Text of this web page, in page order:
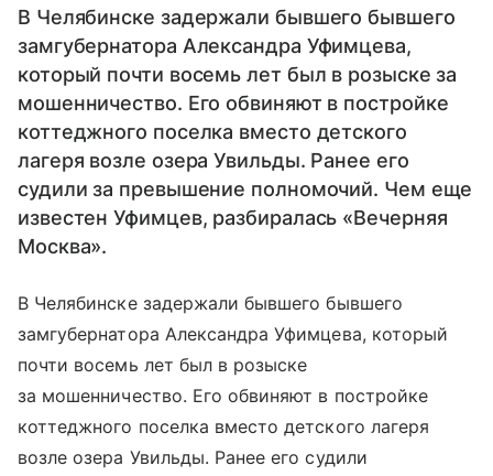
В Челябинске задержали бывшего бывшего
замгубернатора Александра Уфимцева,
который почти восемь лет был в розыске за
мошенничество. Его обвиняют в постройке
коттеджного поселка вместо детского
лагеря возле озера Увильды. Ранее его
судили за превышение полномочий. Чем еще
известен Уфимцев, разбиралась «Вечерняя
Москва».
В Челябинске задержали бывшего бывшего
замгубернатора Александра Уфимцева, который
почти восемь лет был в розыске
за мошенничество. Его обвиняют в постройке
коттеджного поселка вместо детского лагеря
возле озера Увильды. Ранее его судили